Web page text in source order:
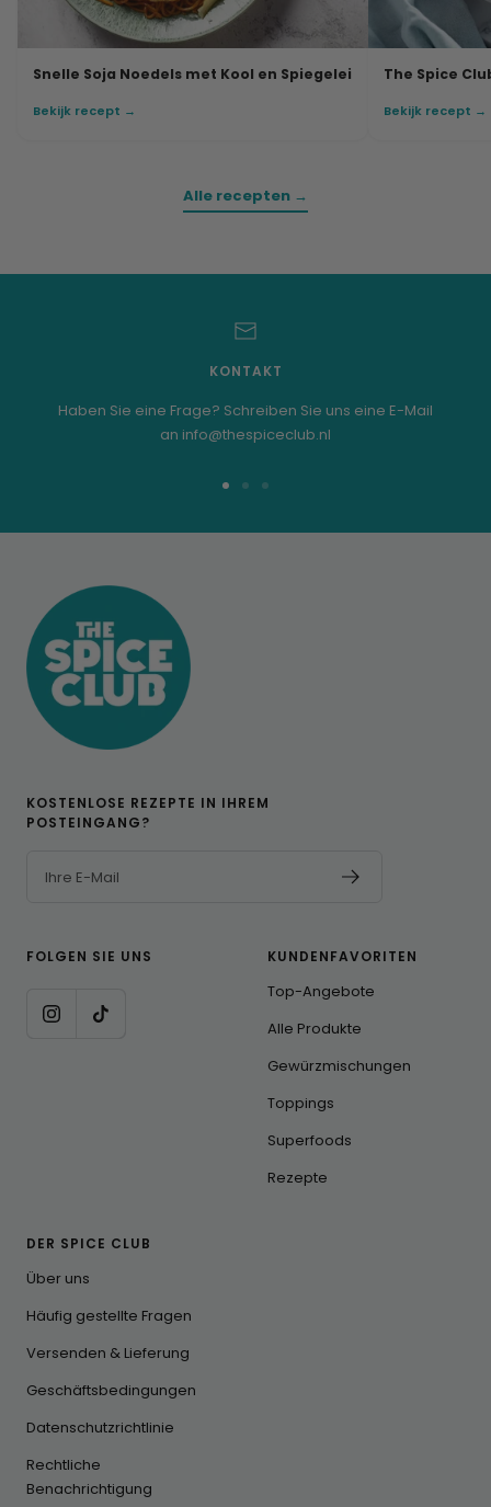
Snelle Soja Noedels met Kool en Spiegelei
Bekijk recept →
The Spice
Bekijk recept →
Alle recepten →
KONTAKT
Haben Sie eine Frage? Schreiben Sie uns eine E-Mail
an info@thespiceclub.nl
KOSTENLOSE REZEPTE IN IHREM
POSTEINGANG?
Ihre E-Mail
FOLGEN SIE UNS KUNDENFAVORITEN
Top-Angebote
Alle Produkte
Gewürzmischungen
Toppings
Superfoods
Rezepte
DER SPICE CLUB
Über uns
Häufig gestellte Fragen
Versenden & Lieferung
Geschäftsbedingungen
Datenschutzrichtlinie
Rechtliche
Benachrichtigung